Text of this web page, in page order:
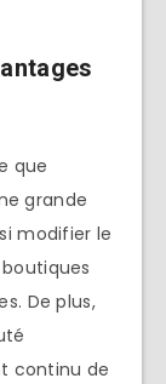
que
grande
modifier le
De plus,
continu de